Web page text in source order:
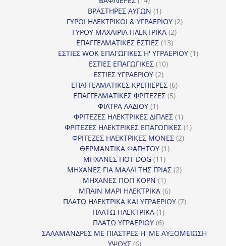
προϊόντα
ΒΡΑΣΤΗΡΕΣ ΑΥΓΩΝ 11
προϊόν
ΓΥΡΟΙ ΗΛΕΚΤΡΙΚΟΙ & ΥΓΡΑΕΡΙΟΥ 22
ΓΥΡΟΥ ΜΑΧΑΙΡΙΑ ΗΛΕΚΤΡΙΚΑ 22
ΕΠΑΓΓΕΛΜΑΤΙΚΕΣ ΕΣΤΙΕΣ 1313
προϊόντα
ΕΣΤΙΕΣ WOK ΕΠΑΓΩΓΙΚΕΣ Η' ΥΓΡΑΕΡΙΟΥ 11
ΕΣΤΙΕΣ ΕΠΑΓΩΓΙΚΕΣ 1010
ΕΣΤΙΕΣ ΥΓΡΑΕΡΙΟΥ 22
προϊόντα
ΕΠΑΓΓΕΛΜΑΤΙΚΕΣ ΚΡΕΠΙΕΡΕΣ 66
προϊόντα
ΕΠΑΓΓΕΛΜΑΤΙΚΕΣ ΦΡΙΤΕΖΕΣ 55
ΦΙΛΤΡΑ ΛΑΔΙΟΥ 11
προϊόν
ΦΡΙΤΕΖΕΣ ΗΛΕΚΤΡΙΚΕΣ ΔΙΠΛΕΣ 11
προϊόν
ΦΡΙΤΕΖΕΣ ΗΛΕΚΤΡΙΚΕΣ ΕΠΑΓΩΓΙΚΕΣ 11
ΦΡΙΤΕΖΕΣ ΗΛΕΚΤΡΙΚΕΣ ΜΟΝΕΣ 22
ΘΕΡΜΑΝΤΙΚΑ ΦΑΓΗΤΟΥ 11
ΜΗΧΑΝΕΣ HOT DOG 1111
προϊόντα
ΜΗΧΑΝΕΣ ΓΙΑ ΜΑΛΛΙ ΤΗΣ ΓΡΙΑΣ 22
ΜΗΧΑΝΕΣ ΠΟΠ ΚΟΡΝ 11
προϊόν
ΜΠΑΙΝ ΜΑΡΙ ΗΛΕΚΤΡΙΚΑ 66
προϊόντα
ΠΛΑΤΩ ΗΛΕΚΤΡΙΚΑ ΚΑΙ ΥΓΡΑΕΡΙΟΥ 77
ΠΛΑΤΩ ΗΛΕΚΤΡΙΚΑ 11
προϊόν
ΠΛΑΤΩ ΥΓΡΑΕΡΙΟΥ 66
προϊόντα
ΣΑΛΑΜΑΝΔΡΕΣ ΜΕ ΠΙΑΣΤΡΕΣ Η' ΜΕ ΑΥΞΟΜΕΙΩΣΗ
ΥΨΟΥΣ 66